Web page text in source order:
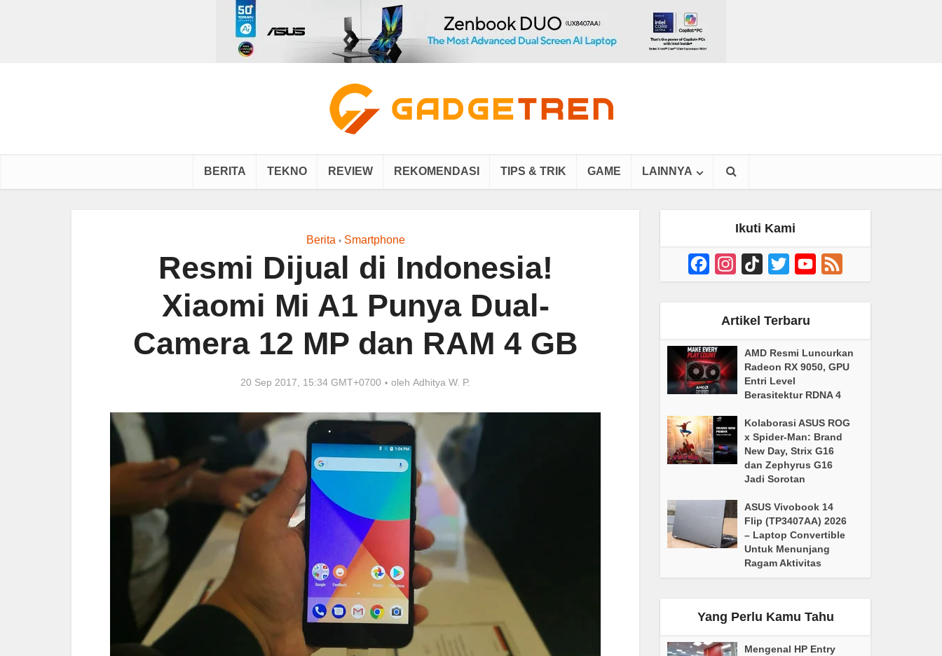
BERITA TEKNO REVIEW REKOMENDASI TIPS & TRIK GAME LAINNYA
Berita • Smartphone
Resmi Dijual di Indonesia!
Xiaomi Mi A1 Punya Dual-
Camera 12 MP dan RAM 4 GB
20 Sep 2017, 15:34 GMT+0700 oleh Adhitya W. P.
Ikuti Kami
FacebookInstagram
TikTok Twitter YouTube
Channel
Artikel Terbaru
AMD Resmi Luncurkan
Radeon RX 9050, GPU
Entri Level
Berasitektur RDNA 4
Kolaborasi ASUS ROG
x Spider-Man: Brand
New Day, Strix G16
dan Zephyrus G16
Jadi Sorotan
ASUS Vivobook 14
Flip (TP3407AA) 2026
– Laptop Convertible
Untuk Menunjang
Ragam Aktivitas
Yang Perlu Kamu Tahu
Mengenal HP Entry